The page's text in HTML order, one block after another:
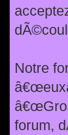
Notre
forum,